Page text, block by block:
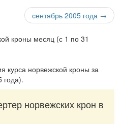
сентябрь 2005 года →
курса норвежской кроны за
года).
норвежских крон в